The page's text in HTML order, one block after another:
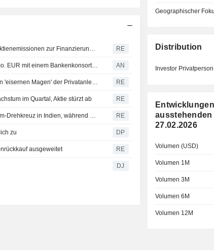
Technologiekonzerne nutzen Anleihen und Aktienemissionen zur Finanzierung des KI- und Cloud-Ausbaus RE
PSN unterzeichnet Finanzierung über 231 Mio. EUR mit einem Bankenkonsortium AN
Ablauf der ROI-SpaceX-Lockup-Frist stellt den 'eisernen Magen' der Privatanleger auf die Probe: McGeever RE
im Quartal, Aktie stürzt ab RE
Microsoft eröffnet sein größtes Rechenzentrum-Drehkreuz in Indien, während der KI-Wettlauf an Fahrt gewinnt RE
zu DP
ausgeweitet RE
DJ
Geographischer
Distribution
Investor Privatperson
ausstehenden
27.02.2026
Volumen (USD)
Volumen 1M
Volumen 3M
Volumen 6M
Volumen 12M